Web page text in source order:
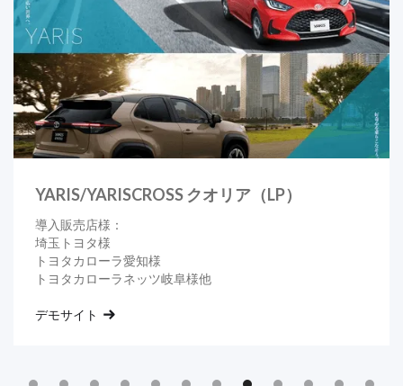
LAND CRUISER “250”クオリア（LP）
導入販売店様：
埼玉トヨタ様
トヨタカローラ愛知様
山形トヨペット様他
デモサイト